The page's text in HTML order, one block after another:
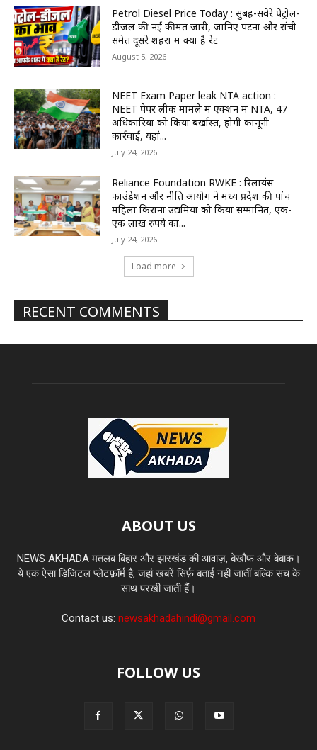
Petrol Diesel Price Today : सुबह-सवेरे पेट्रोल-
डीजल की नई कीमतें जारी, जानिए पटना और रांची
समेत दूसरे शहरों में क्या है रेट
August 5, 2026
NEET Exam Paper leak NTA action :
NEET पेपर लीक मामले में एक्शन में NTA, 47
अधिकारियों को किया बर्खास्त, होगी कानूनी
कार्रवाई, यहां...
July 24, 2026
Reliance Foundation RWKE : रिलायंस
फाउंडेशन और नीति आयोग ने मध्य प्रदेश की पांच
महिला किराना उद्यमियों को किया सम्मानित, एक-
एक लाख रुपये का...
July 24, 2026
Load more
RECENT COMMENTS
ABOUT US
NEWS AKHADA मतलब बिहार और झारखंड की आवाज़, बेखौफ और बेबाक।
ये एक ऐसा डिजिटल प्लेटफ़ॉर्म है, जहां खबरें सिर्फ़ बताई नहीं जातीं बल्कि सच के
साथ परखी जाती हैं।
Contact us: newsakhadahindi@gmail.com
FOLLOW US